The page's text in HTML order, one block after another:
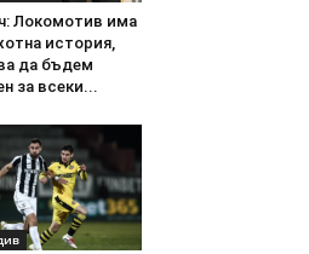
Локомотив има
история,
да бъдем
за всеки...